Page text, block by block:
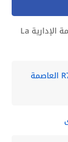
كمبوند لا كابيتال العاصمة الإدارية La
الحي السكني السابع R7 العاصمة